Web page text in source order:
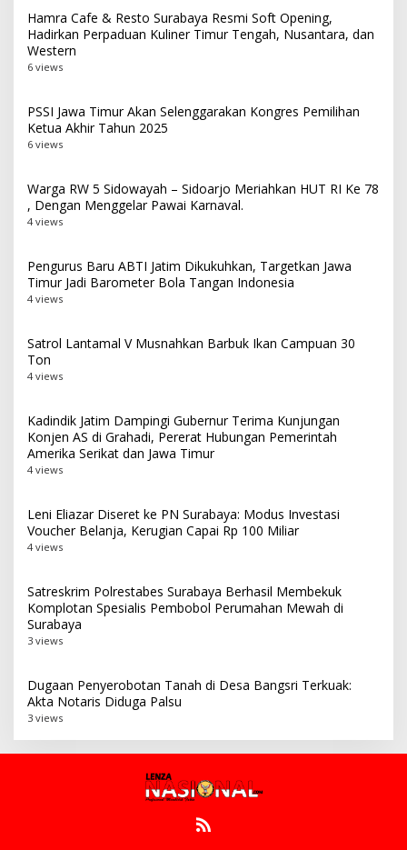
Hamra Cafe & Resto Surabaya Resmi Soft Opening,
Hadirkan Perpaduan Kuliner Timur Tengah, Nusantara, dan
Western
6 views
PSSI Jawa Timur Akan Selenggarakan Kongres Pemilihan
Ketua Akhir Tahun 2025
6 views
Warga RW 5 Sidowayah – Sidoarjo Meriahkan HUT RI Ke 78
, Dengan Menggelar Pawai Karnaval.
4 views
Pengurus Baru ABTI Jatim Dikukuhkan, Targetkan Jawa
Timur Jadi Barometer Bola Tangan Indonesia
4 views
Satrol Lantamal V Musnahkan Barbuk Ikan Campuan 30
Ton
4 views
Kadindik Jatim Dampingi Gubernur Terima Kunjungan
Konjen AS di Grahadi, Pererat Hubungan Pemerintah
Amerika Serikat dan Jawa Timur
4 views
Leni Eliazar Diseret ke PN Surabaya: Modus Investasi
Voucher Belanja, Kerugian Capai Rp 100 Miliar
4 views
Satreskrim Polrestabes Surabaya Berhasil Membekuk
Komplotan Spesialis Pembobol Perumahan Mewah di
Surabaya
3 views
Dugaan Penyerobotan Tanah di Desa Bangsri Terkuak:
Akta Notaris Diduga Palsu
3 views